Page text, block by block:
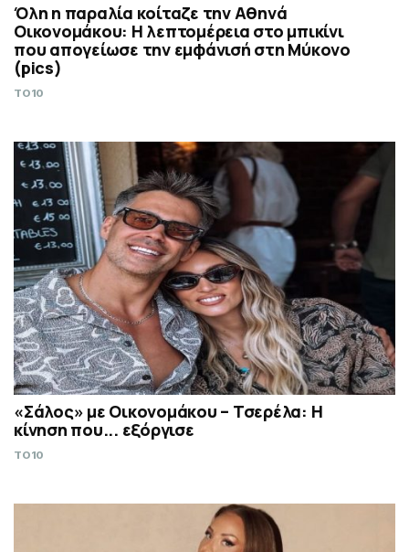
Όλη η παραλία κοίταζε την Αθηνά
Οικονομάκου: Η λεπτομέρεια στο μπικίνι
που απογείωσε την εμφάνισή στη Μύκονο
(pics)
TO10
«Σάλος» με Οικονομάκου – Τσερέλα: Η
κίνηση που... εξόργισε
TO10